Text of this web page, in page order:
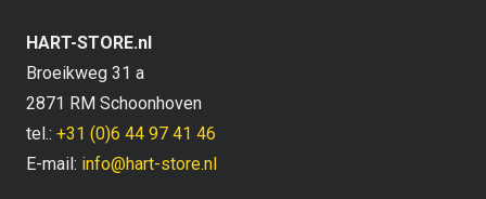
HART-STORE.nl
Broeikweg 31 a
2871 RM Schoonhoven
tel.: +31 (0)6 44 97 41 46
E-mail: info@hart-store.nl